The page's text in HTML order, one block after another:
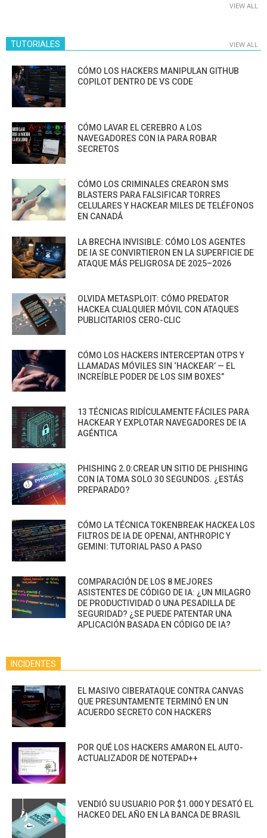
VIEW ALL
TUTORIALES VIEW ALL
CÓMO LOS HACKERS MANIPULAN GITHUB
COPILOT DENTRO DE VS CODE
CÓMO LAVAR EL CEREBRO A LOS
NAVEGADORES CON IA PARA ROBAR
SECRETOS
CÓMO LOS CRIMINALES CREARON SMS
BLASTERS PARA FALSIFICAR TORRES
CELULARES Y HACKEAR MILES DE TELÉFONOS
EN CANADÁ
LA BRECHA INVISIBLE: CÓMO LOS AGENTES
DE IA SE CONVIRTIERON EN LA SUPERFICIE DE
ATAQUE MÁS PELIGROSA DE 2025–2026
OLVIDA METASPLOIT: CÓMO PREDATOR
HACKEA CUALQUIER MÓVIL CON ATAQUES
PUBLICITARIOS CERO-CLIC
CÓMO LOS HACKERS INTERCEPTAN OTPS Y
LLAMADAS MÓVILES SIN ‘HACKEAR’ — EL
INCREÍBLE PODER DE LOS SIM BOXES”
13 TÉCNICAS RIDÍCULAMENTE FÁCILES PARA
HACKEAR Y EXPLOTAR NAVEGADORES DE IA
AGÉNTICA
PHISHING 2.0:CREAR UN SITIO DE PHISHING
CON IA TOMA SOLO 30 SEGUNDOS. ¿ESTÁS
PREPARADO?
CÓMO LA TÉCNICA TOKENBREAK HACKEA LOS
FILTROS DE IA DE OPENAI, ANTHROPIC Y
GEMINI: TUTORIAL PASO A PASO
COMPARACIÓN DE LOS 8 MEJORES
ASISTENTES DE CÓDIGO DE IA: ¿UN MILAGRO
DE PRODUCTIVIDAD O UNA PESADILLA DE
SEGURIDAD? ¿SE PUEDE PATENTAR UNA
APLICACIÓN BASADA EN CÓDIGO DE IA?
INCIDENTES
EL MASIVO CIBERATAQUE CONTRA CANVAS
QUE PRESUNTAMENTE TERMINÓ EN UN
ACUERDO SECRETO CON HACKERS
POR QUÉ LOS HACKERS AMARON EL AUTO-
ACTUALIZADOR DE NOTEPAD++
VENDIÓ SU USUARIO POR $1.000 Y DESATÓ EL
HACKEO DEL AÑO EN LA BANCA DE BRASIL